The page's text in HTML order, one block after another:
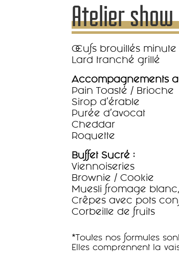
Atelier
Œufs brouillés minute
Lard tranché grillé
Accompagnements
Pain Toasté / Brioche
Sirop d’érable
Purée d’avocat
Cheddar
Roquette
Buffet Sucré :
Viennoiseries
Brownie / Cookie
Muesli fromage
Crêpes avec pots
Corbeille de fruits
*Toutes nos formules
Elles comprennent la